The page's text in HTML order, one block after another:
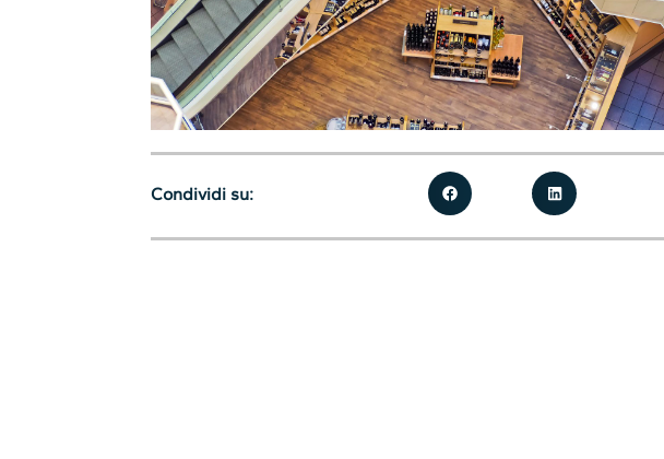
Condividi su: